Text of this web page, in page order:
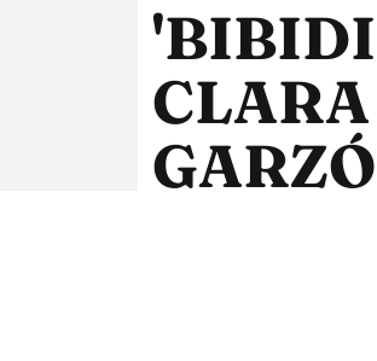
'BIBIDI